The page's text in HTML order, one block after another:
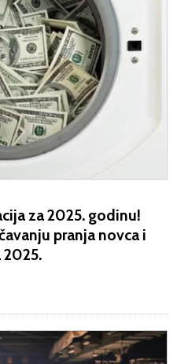
za 2025. godinu!
pranja novca i